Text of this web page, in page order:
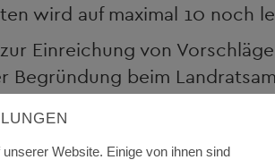
wird auf maximal 10 noch
Einreichung von
beim
Landkreises Freyung-
anwesenden Mitglieder
Website. Einige von ihnen sind